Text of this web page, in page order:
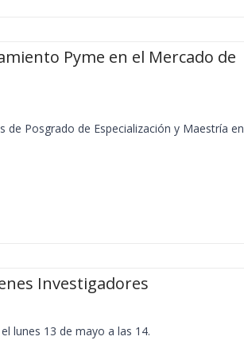
Pyme en el Mercado de
de Posgrado de Especialización y Maestría en
Investigadores
lunes 13 de mayo a las 14.